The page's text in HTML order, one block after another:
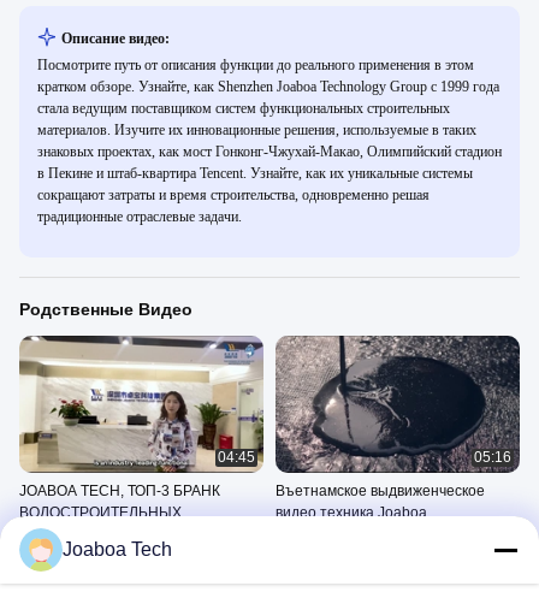
Описание видео:
Посмотрите путь от описания функции до реального применения в этом
кратком обзоре. Узнайте, как Shenzhen Joaboa Technology Group с 1999 года
стала ведущим поставщиком систем функциональных строительных
материалов. Изучите их инновационные решения, используемые в таких
знаковых проектах, как мост Гонконг-Чжухай-Макао, Олимпийский стадион
в Пекине и штаб-квартира Tencent. Узнайте, как их уникальные системы
сокращают затраты и время строительства, одновременно решая
традиционные отраслевые задачи.
Родственные Видео
04:45
JOABOA TECH, ТОП-3 БРАНК
ВОДОСТРОИТЕЛЬНЫХ
строительных материалов из КНР
Видео Компании
Выдвиженческие
05:16
Въетнамское выдвиженческое
видео техника Joaboa
Joaboa Tech